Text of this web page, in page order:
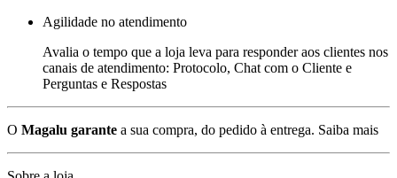
Agilidade no atendimento
Avalia o tempo que a loja leva para responder aos clientes nos
canais de atendimento: Protocolo, Chat com o Cliente e
Perguntas e Respostas
O Magalu garante a sua compra, do pedido à entrega. Saiba mais